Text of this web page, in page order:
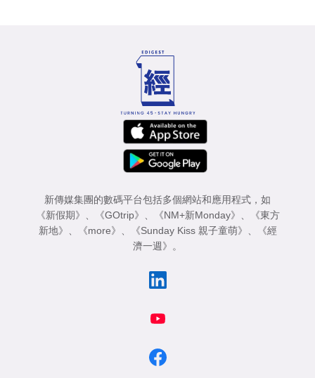
新傳媒集團的數碼平台包括多個網站和應用程式，如
《新假期》
《GOtrip》 《NM+新Monday》
《東方
新地》
《more》 《Sunday Kiss 親子童萌》
《經
濟一週》
。